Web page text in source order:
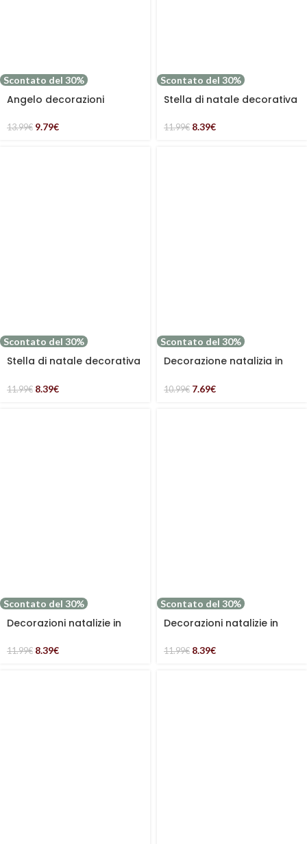
Scontato del 30%
Angelo decorazioni
13.99€ 9.79€
Scontato del 30%
Stella di natale decorativa
11.99€ 8.39€
Scontato del 30%
Stella di natale decorativa
11.99€ 8.39€
Scontato del 30%
Decorazione natalizia in
decorazioni stella
10.99€ 7.69€
Scontato del 30%
Decorazioni natalizie in
decorazioni fiocco di neve
11.99€ 8.39€
Scontato del 30%
Decorazioni natalizie in
finestra
11.99€ 8.39€